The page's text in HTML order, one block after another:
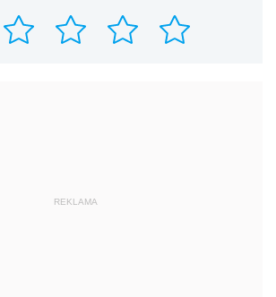
REKLAMA